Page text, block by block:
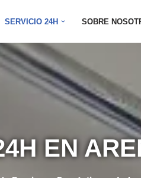
SERVICIO 24H SOBRE
EN